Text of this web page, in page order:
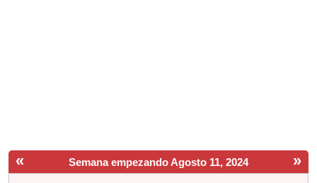
« »
Semana empezando Agosto 11, 2024